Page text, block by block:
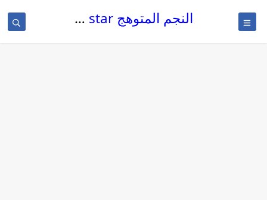
النجم المتوهج The glowing star